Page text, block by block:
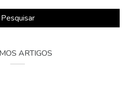
Pesquisar
ARTIGOS